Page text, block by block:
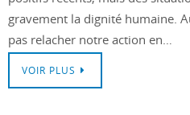
gravement la dignité humaine.
pas relacher notre action en…
VOIR PLUS